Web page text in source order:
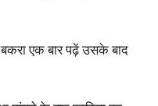
बकरा एक बार पढ़ें उसके बाद